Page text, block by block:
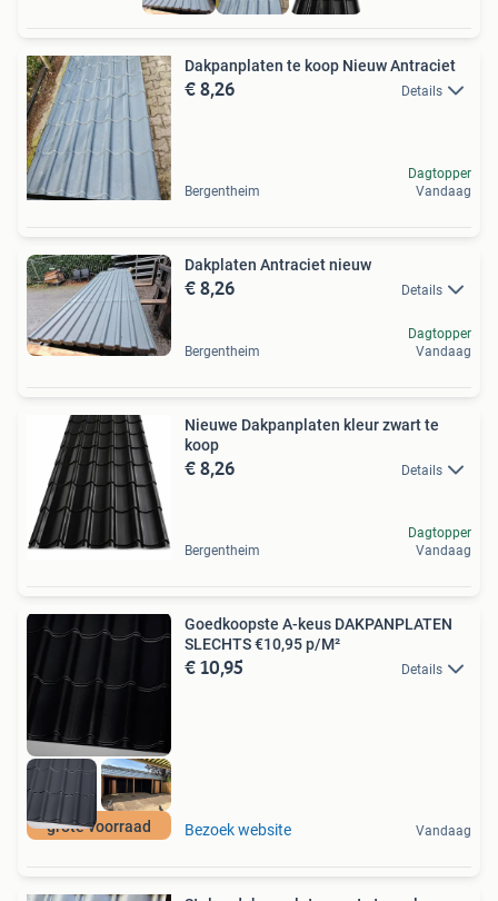
Dakpanplaten te koop Nieuw Antraciet
€ 8,26 Details
Bergentheim
Dagtopper
Vandaag
Dakplaten Antraciet nieuw
€ 8,26 Details
Bergentheim
Dagtopper
Vandaag
Nieuwe Dakpanplaten kleur zwart te
koop
€ 8,26 Details
Bergentheim
Dagtopper
Vandaag
grote voorraad
Goedkoopste A-keus DAKPANPLATEN
SLECHTS €10,95 p/M²
€ 10,95 Details
Bezoek website Vandaag